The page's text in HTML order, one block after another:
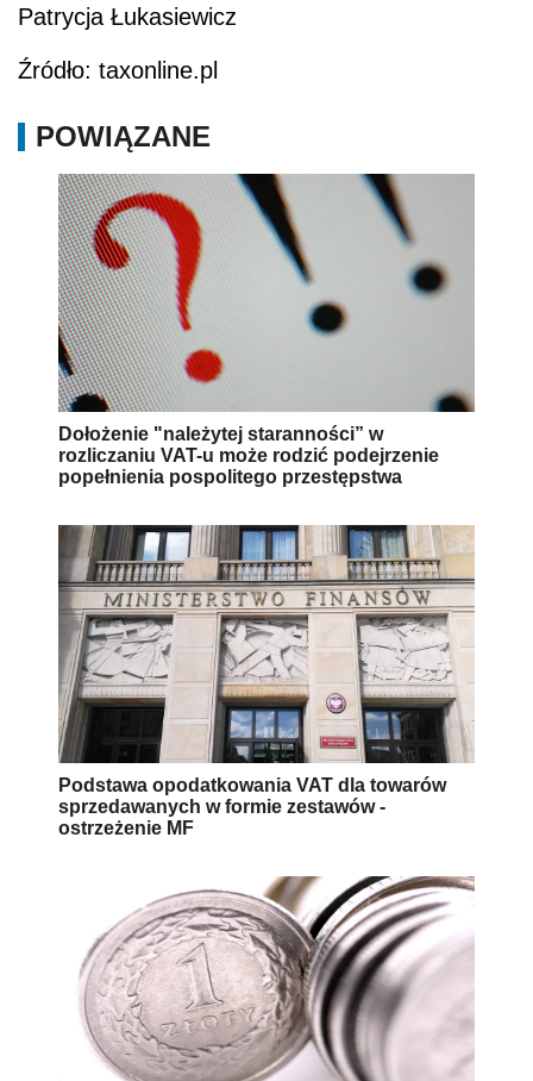
Patrycja Łukasiewicz
Źródło: taxonline.pl
POWIĄZANE
Dołożenie "należytej staranności” w
rozliczaniu VAT-u może rodzić podejrzenie
popełnienia pospolitego przestępstwa
Podstawa opodatkowania VAT dla towarów
sprzedawanych w formie zestawów -
ostrzeżenie MF